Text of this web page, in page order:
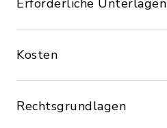
Erforderliche Unterlagen
Kosten
Rechtsgrundlagen